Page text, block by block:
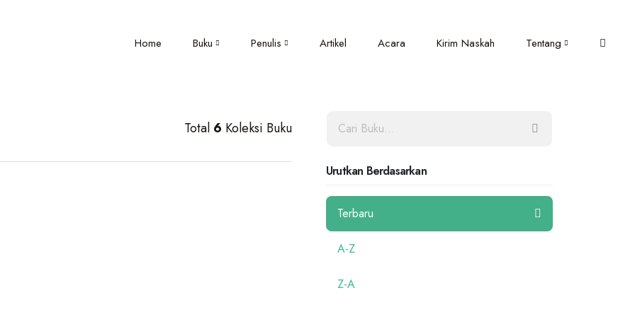
Home Buku Penulis Artikel Acara Kirim Naskah Tentang
Total 6 Koleksi Buku
Urutkan Berdasarkan
Terbaru
A-Z
Z-A